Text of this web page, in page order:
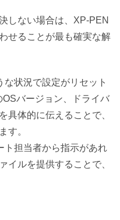
しない場合は、XP-PEN
せることが最も確実な解
な状況で設定がリセット
バージョン、ドライバ
具体的に伝えることで、
す。
ト担当者から指示があれ
イルを提供することで、